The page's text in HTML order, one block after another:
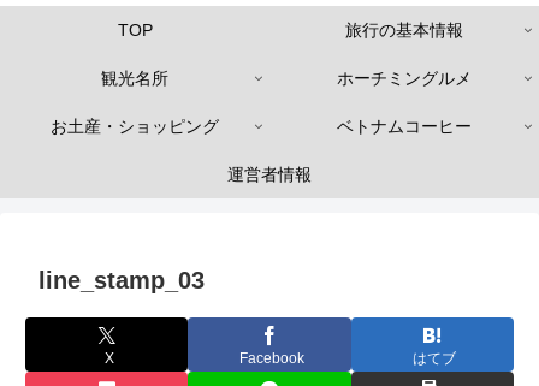
TOP 旅行の基本情報
観光名所 ホーチミングルメ
お土産・ショッピング ベトナムコーヒー
運営者情報
line_stamp_03
X Facebook はてブ